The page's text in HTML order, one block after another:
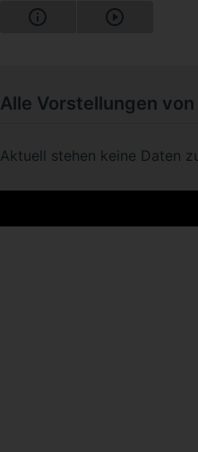
Alle Vorstellungen von
Aktuell stehen keine Daten